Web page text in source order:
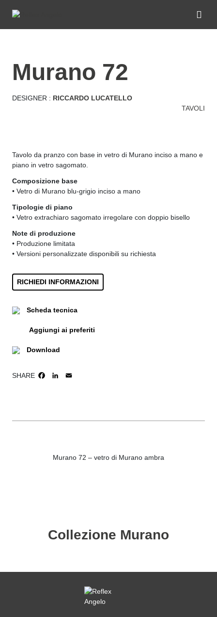
murano 72
DESIGNER : RICCARDO LUCATELLO
TAVOLI
Tavolo da pranzo con base in vetro di Murano inciso a mano e
piano in vetro sagomato.
Composizione base
• Vetro di Murano blu-grigio inciso a mano
Tipologie di piano
• Vetro extrachiaro sagomato irregolare con doppio bisello
Note di produzione
• Produzione limitata
• Versioni personalizzate disponibili su richiesta
RICHIEDI INFORMAZIONI
Scheda tecnica
Aggiungi ai preferiti
Download
SHARE FACEBOOK
LINKEDIN
Murano 72 – vetro di Murano ambra
Collezione Murano